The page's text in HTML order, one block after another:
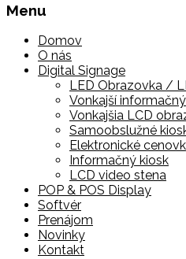
Menu
Domov
O nás
Digital Signage
LED Obrazovka /
Vonkajší
Vonkajšia LCD
Samoobslužné
Elektronické
Informačný kiosk
LCD video stena
POP & POS Display
Softvér
Prenájom
Novinky
Kontakt